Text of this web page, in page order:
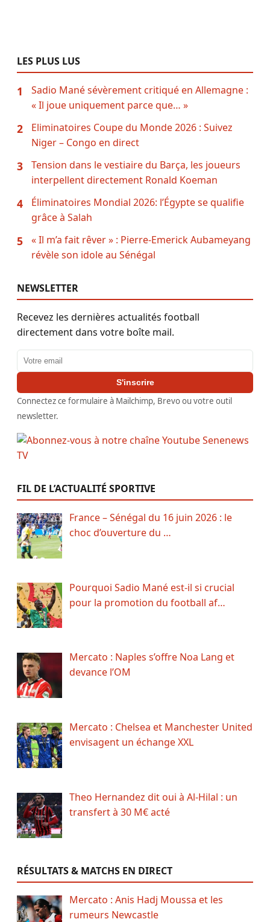
LES PLUS LUS
1
Sadio Mané sévèrement critiqué en Allemagne :
« Il joue uniquement parce que… »
2
Eliminatoires Coupe du Monde 2026 : Suivez
Niger – Congo en direct
3
Tension dans le vestiaire du Barça, les joueurs
interpellent directement Ronald Koeman
4
Éliminatoires Mondial 2026: l’Égypte se qualifie
grâce à Salah
5
« Il m’a fait rêver » : Pierre-Emerick Aubameyang
révèle son idole au Sénégal
NEWSLETTER
Recevez les dernières actualités football
directement dans votre boîte mail.
Adresse email
S'inscrire
Connectez ce formulaire à Mailchimp, Brevo ou votre outil
newsletter.
FIL DE L’ACTUALITÉ SPORTIVE
France – Sénégal du 16 juin 2026 : le
choc d’ouverture du …
Pourquoi Sadio Mané est-il si crucial
pour la promotion du football af…
Mercato : Naples s’offre Noa Lang et
devance l’OM
Mercato : Chelsea et Manchester United
envisagent un échange XXL
Theo Hernandez dit oui à Al-Hilal : un
transfert à 30 M€ acté
RÉSULTATS & MATCHS EN DIRECT
Mercato : Anis Hadj Moussa et les
rumeurs Newcastle